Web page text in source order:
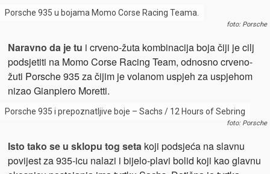
Porsche 935 u bojama Momo Corse Racing Teama.
foto: Porsche
Naravno da je tu i crveno-žuta kombinacija boja čiji je cilj
podsjetiti na Momo Corse Racing Team, odnosno crveno-
žuti Porsche 935 za čijim je volanom uspjeh za uspjehom
nizao Gianpiero Moretti.
Porsche 935 i prepoznatljive boje – Sachs / 12 Hours of Sebring
foto: Porsche
Isto tako se u sklopu tog setakoji podsjeća na slavnu
povijest za 935-icu nalazi i bijelo-plavi bolid koji kao glavnu